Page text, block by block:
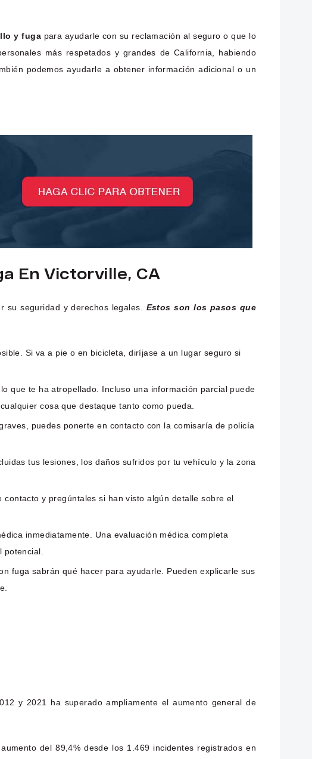
y fuga para ayudarle con su reclamación al seguro o que lo
más respetados y grandes de California, habiendo
podemos ayudarle a obtener información adicional o un
En Victorville, CA
su seguridad y derechos legales. Estos son los pasos que
Si va a pie o en bicicleta, diríjase a un lugar seguro si
que te ha atropellado. Incluso una información parcial puede
cosa que destaque tanto como pueda.
puedes ponerte en contacto con la comisaría de policía
tus lesiones, los daños sufridos por tu vehículo y la zona
y pregúntales si han visto algún detalle sobre el
inmediatamente. Una evaluación médica completa
fuga sabrán qué hacer para ayudarle. Pueden explicarle sus
y 2021 ha superado ampliamente el aumento general de
del 89,4% desde los 1.469 incidentes registrados en